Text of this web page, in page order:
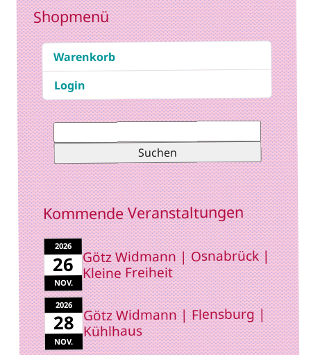
Shopmenü
Warenkorb
Login
Suchen
nach:
Kommende Veranstaltungen
2026
26
NOV.
Götz Widmann | Osnabrück |
Kleine Freiheit
2026
28
NOV.
Götz Widmann | Flensburg |
Kühlhaus